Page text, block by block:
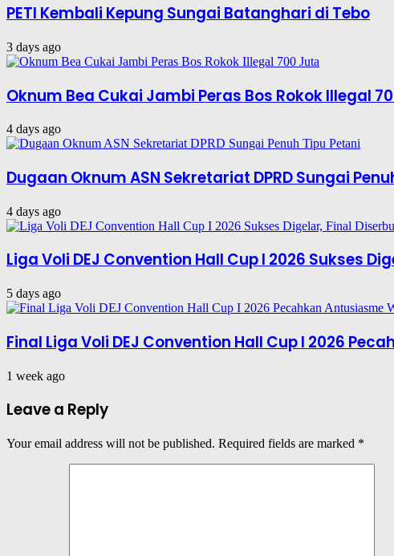
PETI Kembali Kepung Sungai Batanghari di Tebo
3 days ago
Oknum Bea Cukai Jambi Peras Bos Rokok Illegal
4 days ago
Dugaan Oknum ASN Sekretariat DPRD Sungai
4 days ago
Liga Voli DEJ Convention Hall Cup I 2026 Sukses
5 days ago
Final Liga Voli DEJ Convention Hall Cup I 2026
1 week ago
Leave a Reply
Your email address will not be published. Required fields are marked *